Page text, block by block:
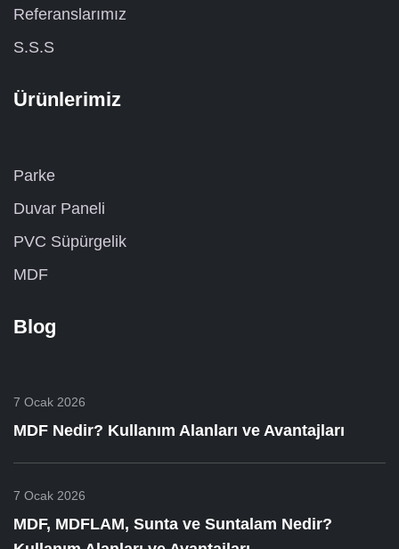
Referanslarımız
S.S.S
Ürünlerimiz
Parke
Duvar Paneli
PVC Süpürgelik
MDF
Blog
7 Ocak 2026
MDF Nedir? Kullanım Alanları ve Avantajları
7 Ocak 2026
MDF, MDFLAM, Sunta ve Suntalam Nedir?